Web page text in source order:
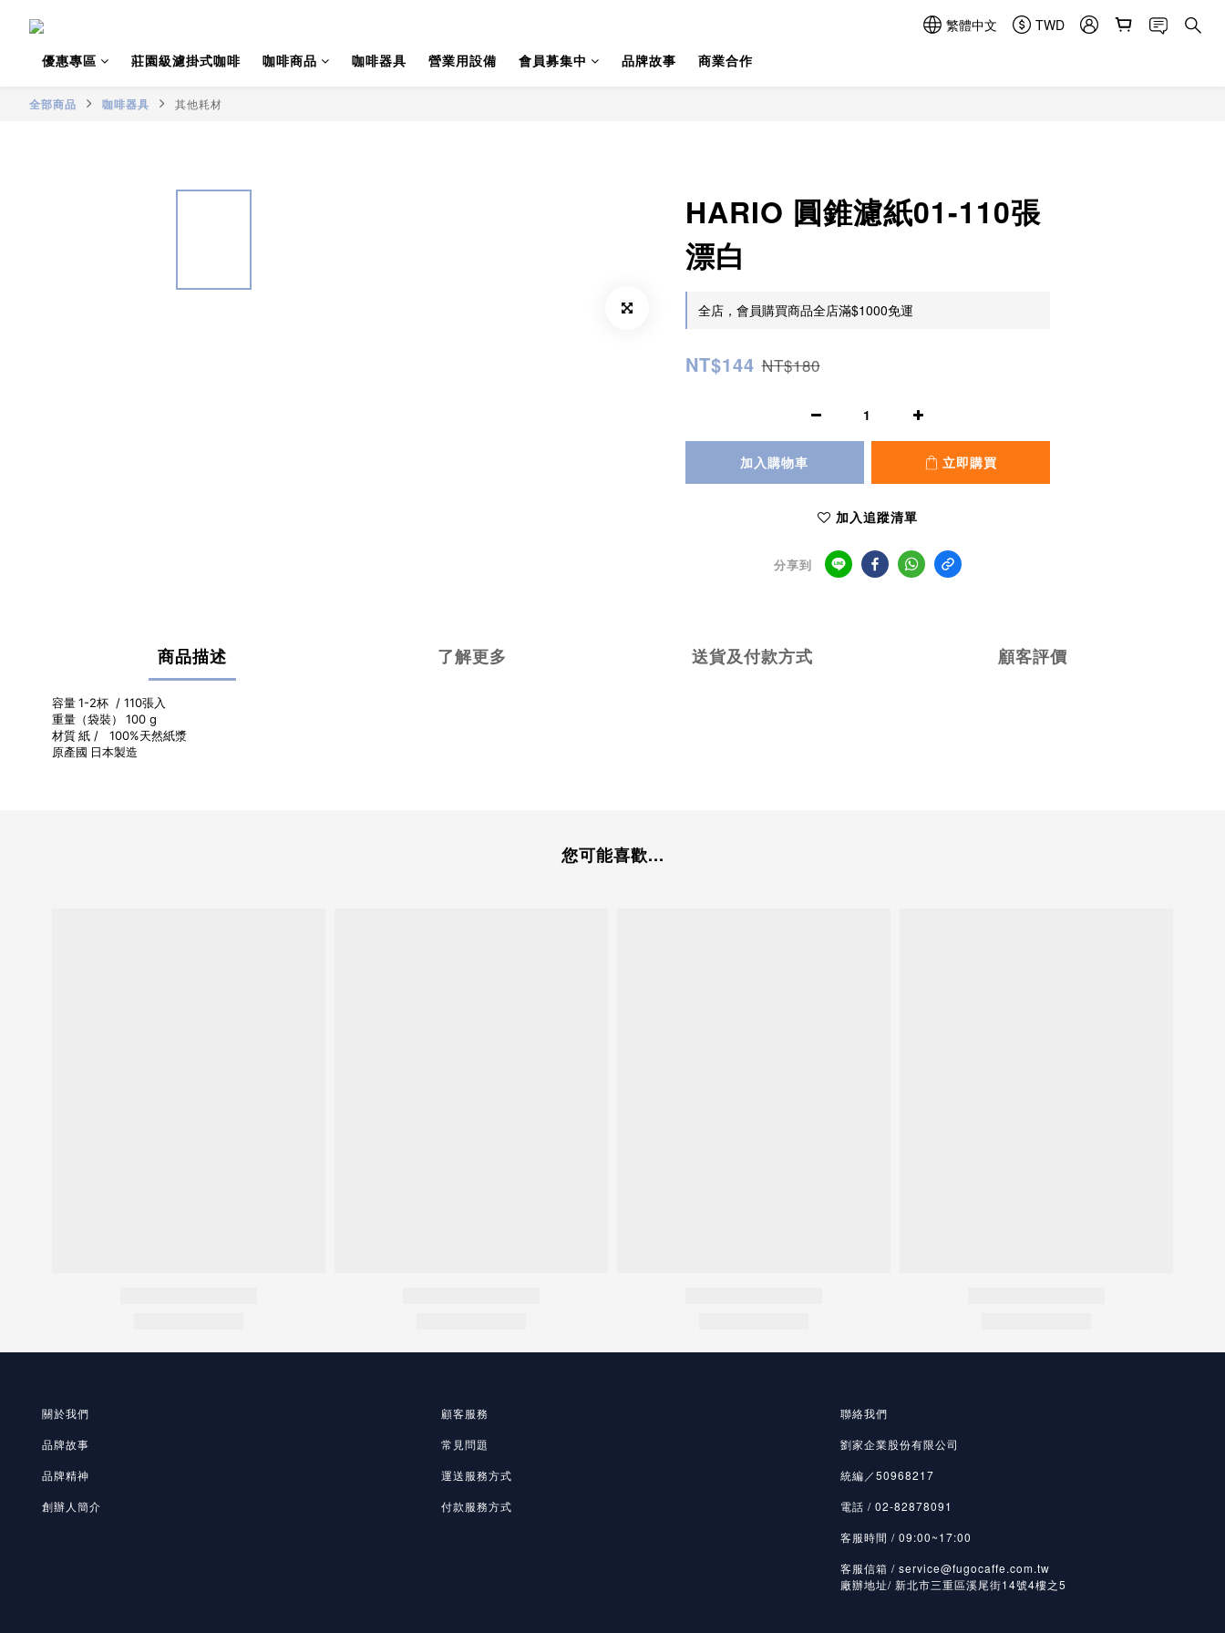
繁體中文
TWD
優惠專區
莊園級濾掛式咖啡 咖啡商品 咖啡器具 營業用設備 會員募集中 品牌故事 商業合作
全部商品 咖啡器具 其他耗材
HARIO 圓錐濾紙01-110張
漂白
全店，會員購買商品全店滿$1000免運
NT$144 NT$180
加入購物車 立即購買
加入追蹤清單
分享到
商品描述 了解更多 送貨及付款方式 顧客評價
容量1-2杯 / 110張入
重量（袋裝）
100 g
材質紙 / 100%天然紙漿
原產國 日本製造
您可能喜歡...
關於我們
品牌故事
品牌精神
創辦人簡介
顧客服務
常見問題
運送服務方式
付款服務方式
聯絡我們
劉家企業股份有限公司
統編／50968217
電話 / 02-82878091
客服時間 / 09:00~17:00
客服信箱 / service@fugocaffe.com.tw
廠辦地址/ 新北市三重區溪尾街14號4樓之5